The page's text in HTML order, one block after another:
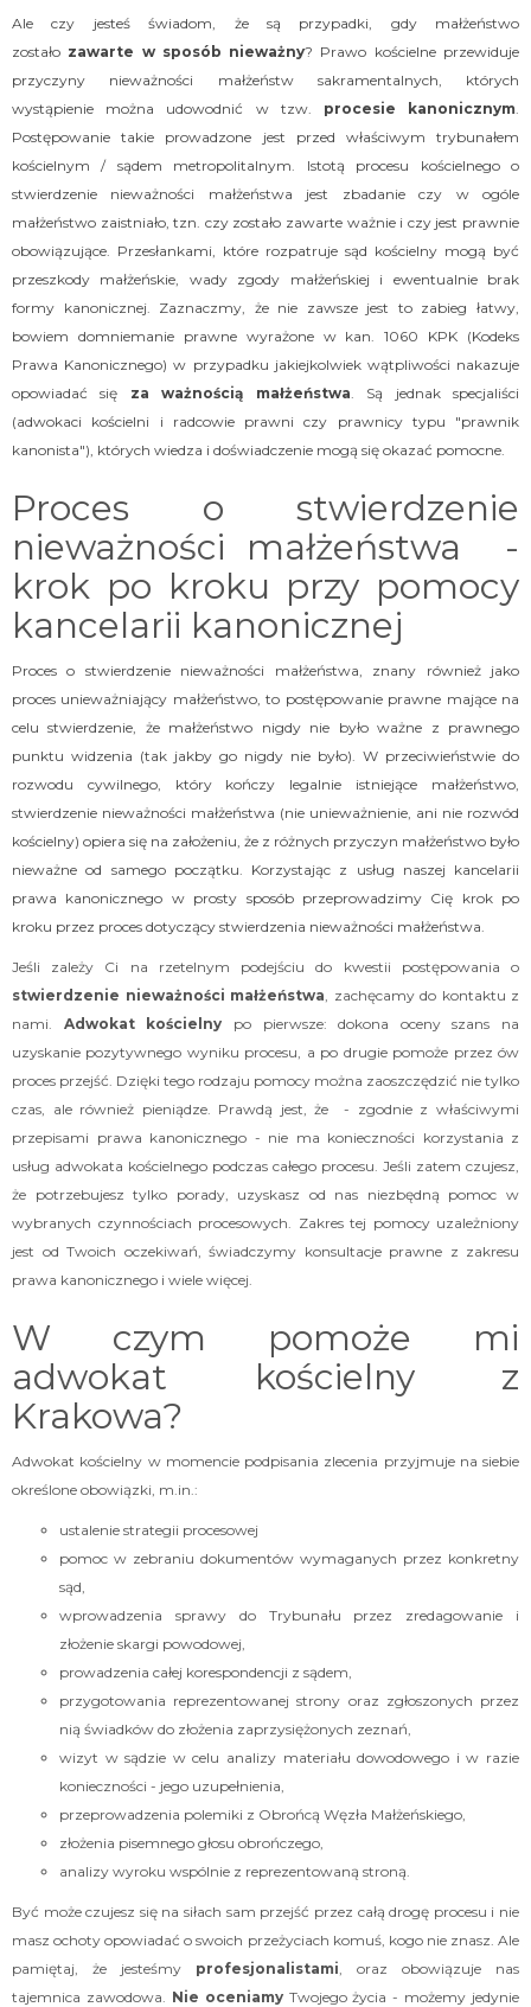
Ale czy jesteś świadom, że są przypadki, gdy małżeństwo
zostało zawarte w sposób nieważny? Prawo kościelne przewiduje
przyczyny nieważności małżeństw sakramentalnych, których
wystąpienie można udowodnić w tzw. procesie kanonicznym
Postępowanie takie prowadzone jest przed właściwym trybunałem
kościelnym / sądem metropolitalnym. Istotą procesu kościelnego o
stwierdzenie nieważności małżeństwa jest zbadanie czy w ogóle
małżeństwo zaistniało, tzn. czy zostało zawarte ważnie i czy jest prawnie
obowiązujące. Przesłankami, które rozpatruje sąd kościelny mogą być
przeszkody małżeńskie, wady zgody małżeńskiej i ewentualnie brak
formy kanonicznej. Zaznaczmy, że nie zawsze jest to zabieg łatwy,
bowiem domniemanie prawne wyrażone w kan. 1060 KPK (Kodeks
Prawa Kanonicznego) w przypadku jakiejkolwiek wątpliwości nakazuje
opowiadać się za ważnością małżeństwa . Są jednak specjaliści
(adwokaci kościelni i radcowie prawni czy prawnicy typu "prawnik
kanonista"), których wiedza i doświadczenie mogą się okazać pomocne.
Proces o stwierdzenie
nieważności małżeństwa -
krok po kroku przy pomocy
kancelarii kanonicznej
Proces o stwierdzenie nieważności małżeństwa, znany również jako
proces unieważniający małżeństwo, to postępowanie prawne mające na
celu stwierdzenie, że małżeństwo nigdy nie było ważne z prawnego
punktu widzenia (tak jakby go nigdy nie było). W przeciwieństwie do
rozwodu cywilnego, który kończy legalnie istniejące małżeństwo,
stwierdzenie nieważności małżeństwa (nie unieważnienie, ani nie rozwód
kościelny) opiera się na założeniu, że z różnych przyczyn małżeństwo było
nieważne od samego początku. Korzystając z usług naszej kancelarii
prawa kanonicznego w prosty sposób przeprowadzimy Cię krok po
kroku przez proces dotyczący stwierdzenia nieważności małżeństwa.
Jeśli zależy Ci na rzetelnym podejściu do kwestii postępowania o
stwierdzenie nieważności małżeństwa , zachęcamy do kontaktu z
nami. Adwokat kościelny po pierwsze: dokona oceny szans na
uzyskanie pozytywnego wyniku procesu, a po drugie pomoże przez ów
proces przejść. Dzięki tego rodzaju pomocy można zaoszczędzić nie tylko
czas, ale również pieniądze. Prawdą jest, że - zgodnie z właściwymi
przepisami prawa kanonicznego - nie ma konieczności korzystania z
usług adwokata kościelnego podczas całego procesu. Jeśli zatem czujesz,
że potrzebujesz tylko porady, uzyskasz od nas niezbędną pomoc w
wybranych czynnościach procesowych. Zakres tej pomocy uzależniony
jest od Twoich oczekiwań, świadczymy konsultacje prawne z zakresu
prawa kanonicznego i wiele więcej.
W czym pomoże mi
adwokat kościelny z
Krakowa?
Adwokat kościelny w momencie podpisania zlecenia przyjmuje na siebie
określone obowiązki, m.in.:
ustalenie strategii procesowej
pomoc w zebraniu dokumentów wymaganych przez konkretny
sąd,
wprowadzenia sprawy do Trybunału przez zredagowanie i
złożenie skargi powodowej,
prowadzenia całej korespondencji z sądem,
przygotowania reprezentowanej strony oraz zgłoszonych przez
nią świadków do złożenia zaprzysiężonych zeznań,
wizyt w sądzie w celu analizy materiału dowodowego i w razie
konieczności - jego uzupełnienia,
przeprowadzenia polemiki z Obrońcą Węzła Małżeńskiego,
złożenia pisemnego głosu obrończego,
analizy wyroku wspólnie z reprezentowaną stroną.
Być może czujesz się na siłach sam przejść przez całą drogę procesu i nie
masz ochoty opowiadać o swoich przeżyciach komuś, kogo nie znasz. Ale
pamiętaj, że jesteśmy profesjonalistami , oraz obowiązuje nas
tajemnica zawodowa. Nie oceniamy Twojego życia - możemy jedynie